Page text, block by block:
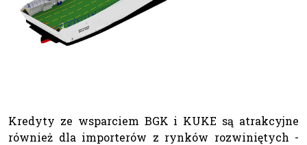
Kredyty ze wsparciem BGK i KUKE są atrakcyjne
również dla importerów z rynków rozwiniętych -